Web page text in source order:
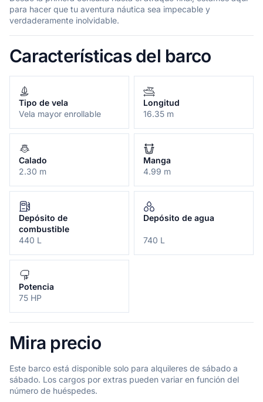
para hacer que tu aventura náutica sea impecable y
verdaderamente inolvidable.
Características del barco
Tipo de vela
Vela mayor enrollable
Longitud
16.35 m
Calado
2.30 m
Manga
4.99 m
Depósito de
combustible
440 L
Depósito de agua
740 L
Potencia
75 HP
Mira precio
Este barco está disponible solo para alquileres de sábado a
sábado. Los cargos por extras pueden variar en función del
número de huéspedes.